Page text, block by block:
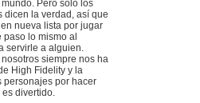
Pero solo los
dicen la verdad, así que
nueva lista por jugar
paso lo mismo al
servirle a alguien.
siempre nos ha
High Fidelity y la
personajes por hacer
es divertido.